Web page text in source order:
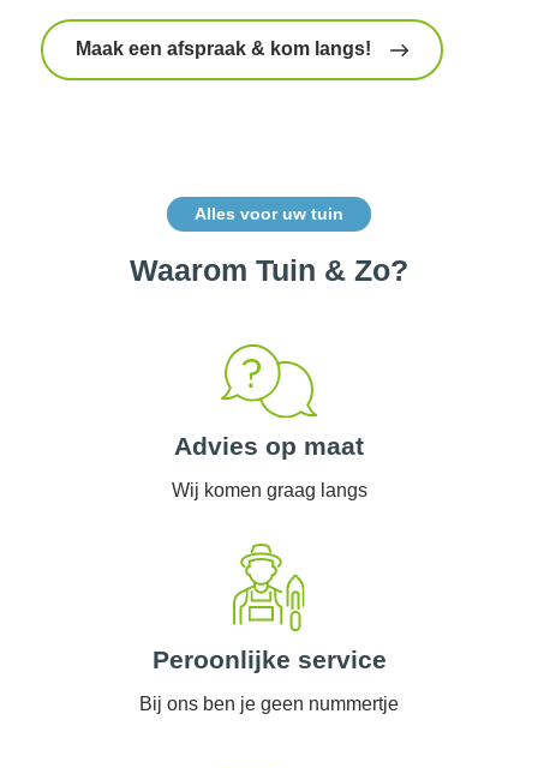
Maak een afspraak & kom langs!
Alles voor uw tuin
Waarom Tuin & Zo?
Advies op maat
Wij komen graag langs
Peroonlijke service
Bij ons ben je geen nummertje